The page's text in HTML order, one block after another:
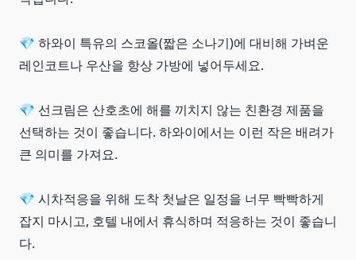
💎 하와이 특유의 스코올(짧은 소나기)에 대비해 가벼운
레인코트나 우산을 항상 가방에 넣어두세요.
💎 선크림은 산호초에 해를 끼치지 않는 친환경 제품을
선택하는 것이 좋습니다. 하와이에서는 이런 작은 배려가
큰 의미를 가져요.
💎 시차적응을 위해 도착 첫날은 일정을 너무 빡빡하게
잡지 마시고, 호텔 내에서 휴식하며 적응하는 것이 좋습니
다.